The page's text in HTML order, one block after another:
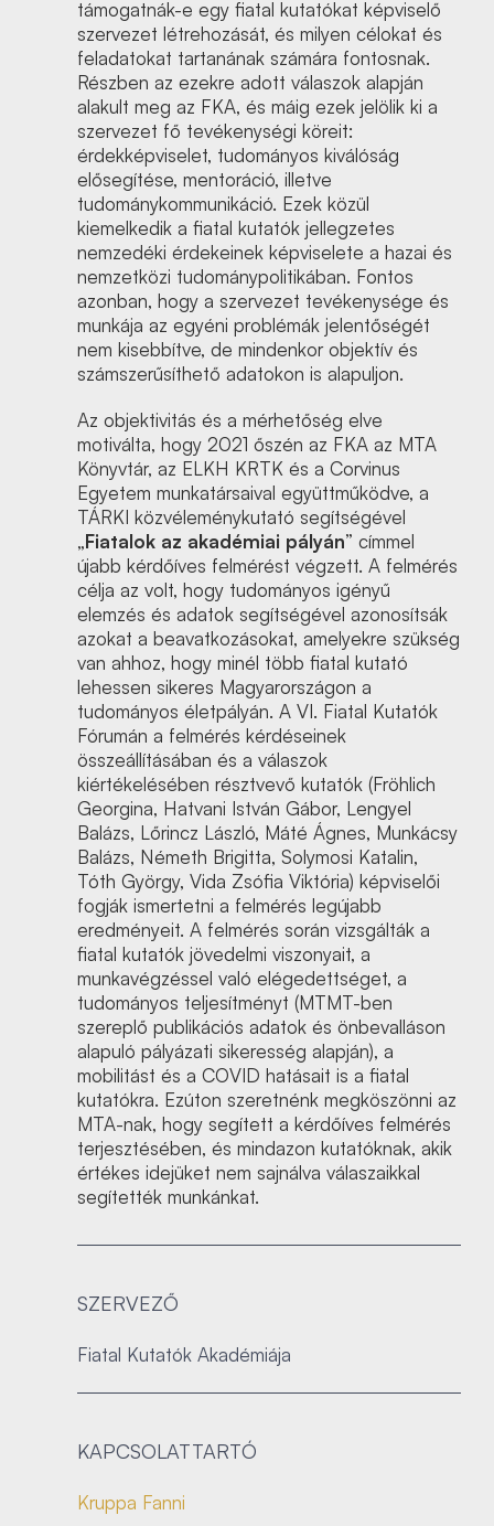
támogatnák-e egy fiatal kutatókat képviselő
szervezet létrehozását, és milyen célokat és
feladatokat tartanának számára fontosnak.
Részben az ezekre adott válaszok alapján
alakult meg az FKA, és máig ezek jelölik ki a
szervezet fő tevékenységi köreit:
érdekképviselet, tudományos kiválóság
elősegítése, mentoráció, illetve
tudománykommunikáció. Ezek közül
kiemelkedik a fiatal kutatók jellegzetes
nemzedéki érdekeinek képviselete a hazai és
nemzetközi tudománypolitikában. Fontos
azonban, hogy a szervezet tevékenysége és
munkája az egyéni problémák jelentőségét
nem kisebbítve, de mindenkor objektív és
számszerűsíthető adatokon is alapuljon.
Az objektivitás és a mérhetőség elve
motiválta, hogy 2021 őszén az FKA az MTA
Könyvtár, az ELKH KRTK és a Corvinus
Egyetem munkatársaival együttműködve, a
TÁRKI közvéleménykutató segítségével
„Fiatalok az akadémiai pályán” címmel
újabb kérdőíves felmérést végzett. A felmérés
célja az volt, hogy tudományos igényű
elemzés és adatok segítségével azonosítsák
azokat a beavatkozásokat, amelyekre szükség
van ahhoz, hogy minél több fiatal kutató
lehessen sikeres Magyarországon a
tudományos életpályán. A VI. Fiatal Kutatók
Fórumán a felmérés kérdéseinek
összeállításában és a válaszok
kiértékelésében résztvevő kutatók (Fröhlich
Georgina, Hatvani István Gábor, Lengyel
Balázs, Lőrincz László, Máté Ágnes, Munkácsy
Balázs, Németh Brigitta, Solymosi Katalin,
Tóth György, Vida Zsófia Viktória) képviselői
fogják ismertetni a felmérés legújabb
eredményeit. A felmérés során vizsgálták a
fiatal kutatók jövedelmi viszonyait, a
munkavégzéssel való elégedettséget, a
tudományos teljesítményt (MTMT-ben
szereplő publikációs adatok és önbevalláson
alapuló pályázati sikeresség alapján), a
mobilitást és a COVID hatásait is a fiatal
kutatókra. Ezúton szeretnénk megköszönni az
MTA-nak, hogy segített a kérdőíves felmérés
terjesztésében, és mindazon kutatóknak, akik
értékes idejüket nem sajnálva válaszaikkal
segítették munkánkat.
SZERVEZŐ
Fiatal Kutatók Akadémiája
KAPCSOLATTARTÓ
Kruppa Fanni